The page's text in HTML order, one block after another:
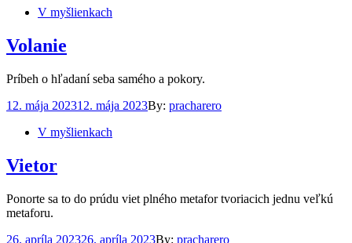
V myšlienkach
Volanie
Príbeh o hľadaní seba samého a pokory.
Posted
12. mája 202312. mája 2023By: pracharero
V myšlienkach
Vietor
Ponorte sa to do prúdu viet plného metafor tvoriacich jednu veľkú
metaforu.
Posted
26. apríla 202326. apríla 2023By: pracharero